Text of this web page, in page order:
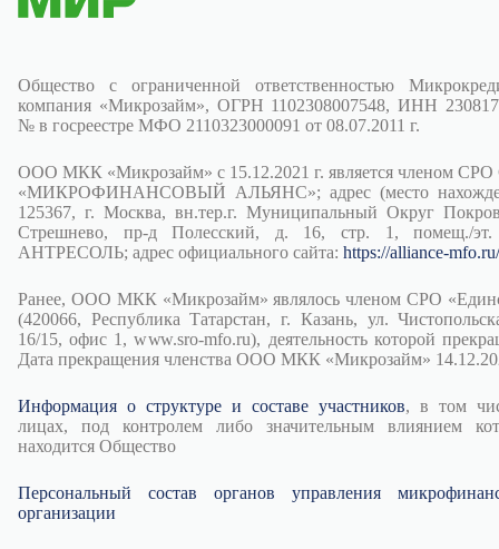
Общество с ограниченной ответственностью
компания «Микрозайм», ОГРН 1102308007548, ИНН
№ в госреестре МФО 2110323000091 от 08.07.2011 г.
ООО МКК «Микрозайм» с 15.12.2021 г. является членом
«МИКРОФИНАНСОВЫЙ АЛЬЯНС»; адрес (место
125367, г. Москва, вн.тер.г. Муниципальный Округ
Стрешнево, пр-д Полесский, д. 16, стр. 1, помещ./
АНТРЕСОЛЬ; адрес официального сайта: https://alliance-mfo.ru/
Ранее, ООО МКК «Микрозайм» являлось членом СРО
(420066, Республика Татарстан, г. Казань, ул.
16/15, офис 1, www.sro-mfo.ru), деятельность которой
Дата прекращения членства ООО МКК «Микрозайм»
Информация о структуре и составе участников, в том
лицах, под контролем либо значительным влиянием
находится Общество
Персональный состав органов управления
организации